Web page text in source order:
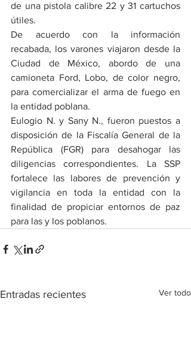
de una pistola calibre 22 y 31 cartuchos
útiles.
De acuerdo con la información
recabada, los varones viajaron desde la
Ciudad de México, abordo de una
camioneta Ford, Lobo, de color negro,
para comercializar el arma de fuego en
la entidad poblana.
Eulogio N. y Sany N., fueron puestos a
disposición de la Fiscalía General de la
República (FGR) para desahogar las
diligencias correspondientes. La SSP
fortalece las labores de prevención y
vigilancia en toda la entidad con la
finalidad de propiciar entornos de paz
para las y los poblanos.
Entradas recientes Ver todo